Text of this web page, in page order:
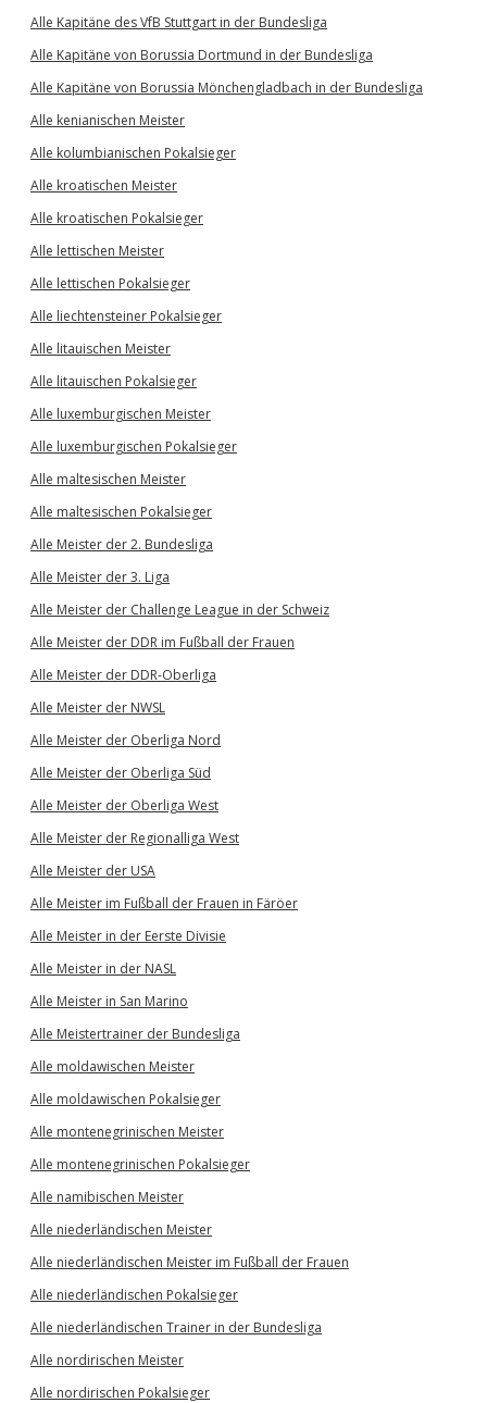
Alle Kapitäne des VfB Stuttgart in der Bundesliga
Alle Kapitäne von Borussia Dortmund in der Bundesliga
Alle Kapitäne von Borussia Mönchengladbach in der Bundesliga
Alle kenianischen Meister
Alle kolumbianischen Pokalsieger
Alle kroatischen Meister
Alle kroatischen Pokalsieger
Alle lettischen Meister
Alle lettischen Pokalsieger
Alle liechtensteiner Pokalsieger
Alle litauischen Meister
Alle litauischen Pokalsieger
Alle luxemburgischen Meister
Alle luxemburgischen Pokalsieger
Alle maltesischen Meister
Alle maltesischen Pokalsieger
Alle Meister der 2. Bundesliga
Alle Meister der 3. Liga
Alle Meister der Challenge League in der Schweiz
Alle Meister der DDR im Fußball der Frauen
Alle Meister der DDR-Oberliga
Alle Meister der NWSL
Alle Meister der Oberliga Nord
Alle Meister der Oberliga Süd
Alle Meister der Oberliga West
Alle Meister der Regionalliga West
Alle Meister der USA
Alle Meister im Fußball der Frauen in Färöer
Alle Meister in der Eerste Divisie
Alle Meister in der NASL
Alle Meister in San Marino
Alle Meistertrainer der Bundesliga
Alle moldawischen Meister
Alle moldawischen Pokalsieger
Alle montenegrinischen Meister
Alle montenegrinischen Pokalsieger
Alle namibischen Meister
Alle niederländischen Meister
Alle niederländischen Meister im Fußball der Frauen
Alle niederländischen Pokalsieger
Alle niederländischen Trainer in der Bundesliga
Alle nordirischen Meister
Alle nordirischen Pokalsieger